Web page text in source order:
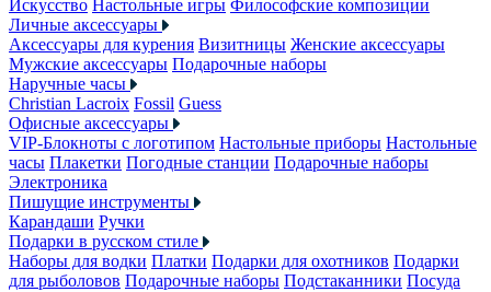
Искусство Настольные игры Философские композиции
Личные аксессуары
Аксессуары для курения Визитницы Женские аксессуары
Мужские аксессуары Подарочные наборы
Наручные часы
Christian Lacroix Fossil Guess
Офисные аксессуары
VIP-Блокноты с логотипом Настольные приборы Настольные
часы Плакетки Погодные станции Подарочные наборы
Электроника
Пишущие инструменты
Карандаши Ручки
Подарки в русском стиле
Наборы для водки Платки Подарки для охотников Подарки
для рыболовов Подарочные наборы Подстаканники Посуда